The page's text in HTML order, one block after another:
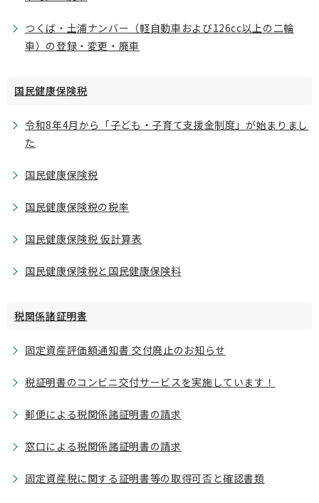
つくば・土浦ナンバー（軽自動車および126cc以上の二輪
車）の登録・変更・廃車
国民健康保険税
令和8年4月から「子ども・子育て支援金制度」が始まりまし
た
国民健康保険税
国民健康保険税の税率
国民健康保険税 仮計算表
国民健康保険税と国民健康保険料
税関係諸証明書
固定資産評価額通知書 交付廃止のお知らせ
税証明書のコンビニ交付サービスを実施しています！
郵便による税関係諸証明書の請求
窓口による税関係諸証明書の請求
固定資産税に関する証明書等の取得可否と確認書類